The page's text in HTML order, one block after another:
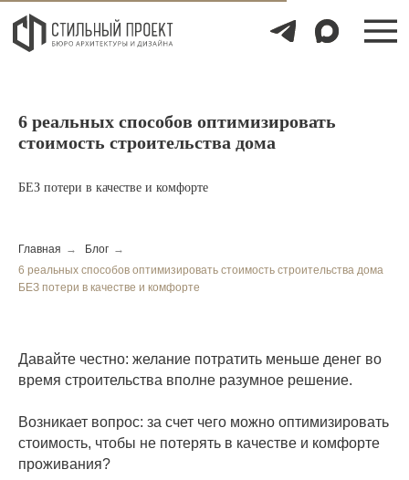
6 реальных способов оптимизировать
стоимость строительства дома
БЕЗ потери в качестве и комфорте
Главная → Блог →
6 реальных способов оптимизировать стоимость строительства дома
БЕЗ потери в качестве и комфорте
Давайте честно: желание потратить меньше денег во
время строительства вполне разумное решение.
Возникает вопрос: за счет чего можно оптимизировать
стоимость, чтобы не потерять в качестве и комфорте
проживания?